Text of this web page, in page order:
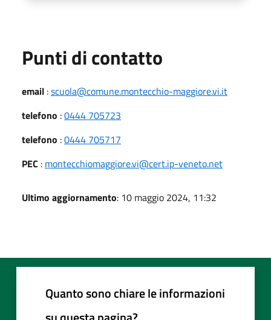
Punti di contatto
email :scuola@comune.montecchio-maggiore.vi.it
telefono :0444 705723
telefono :0444 705717
PEC : montecchiomaggiore.vi@cert.ip-veneto.net
Ultimo aggiornamento: 10 maggio 2024, 11:32
Quanto sono chiare le informazioni